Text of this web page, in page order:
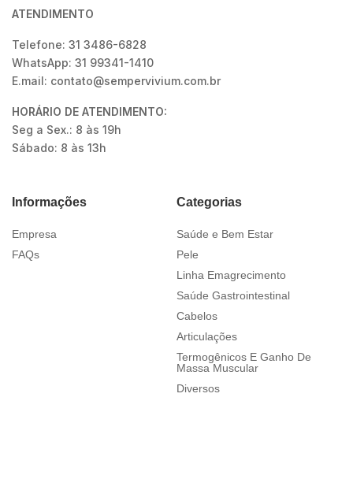
ATENDIMENTO
Telefone: 31 3486-6828
WhatsApp: 31 99341-1410
E.mail: contato@sempervivium.com.br
HORÁRIO DE ATENDIMENTO:
Seg a Sex.: 8 às 19h
Sábado: 8 às 13h
Informações
Empresa
FAQs
Categorias
Saúde e Bem Estar
Pele
Linha Emagrecimento
Saúde Gastrointestinal
Cabelos
Articulações
Termogênicos E Ganho De
Massa Muscular
Diversos